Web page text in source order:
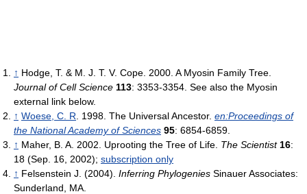
↑ Hodge, T. & M. J. T. V. Cope. 2000. A Myosin Family Tree.
Journal of Cell Science 113: 3353-3354. See also the Myosin
external link below.
↑ Woese, C. R . 1998. The Universal Ancestor. en:Proceedings of
the National Academy of Sciences 95: 6854-6859.
↑ Maher, B. A. 2002. Uprooting the Tree of Life. The Scientist 16:
18 (Sep. 16, 2002); subscription only
↑ Felsenstein J. (2004). Inferring Phylogenies Sinauer Associates:
Sunderland, MA.